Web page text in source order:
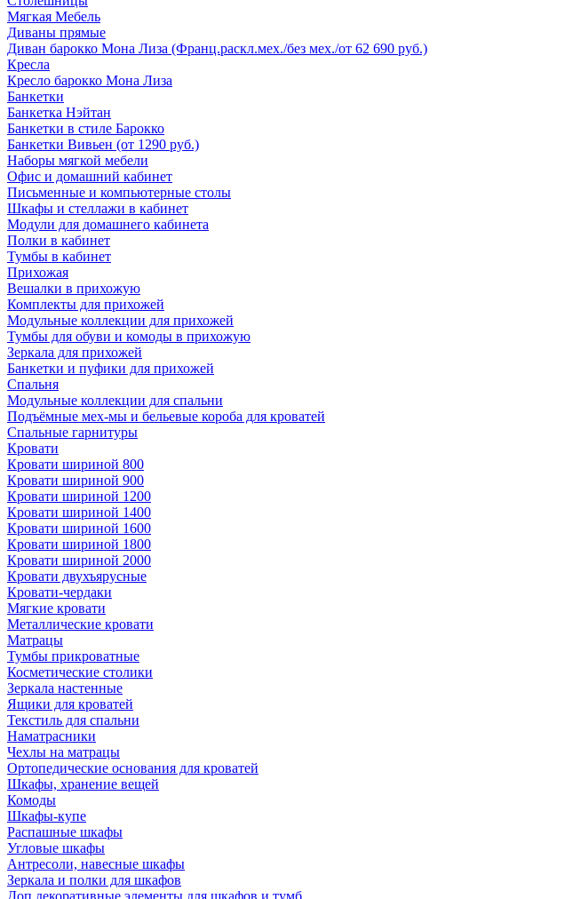
Мягкая Мебель
Диваны прямые
Диван барокко Мона Лиза (Франц.раскл.мех./без мех./от 62 690 руб.)
Кресла
Кресло барокко Мона Лиза
Банкетки
Банкетка Нэйтан
Банкетки в стиле Барокко
Банкетки Вивьен (от 1290 руб.)
Наборы мягкой мебели
Офис и домашний кабинет
Письменные и компьютерные столы
Шкафы и стеллажи в кабинет
Модули для домашнего кабинета
Полки в кабинет
Тумбы в кабинет
Прихожая
Вешалки в прихожую
Комплекты для прихожей
Модульные коллекции для прихожей
Тумбы для обуви и комоды в прихожую
Зеркала для прихожей
Банкетки и пуфики для прихожей
Спальня
Модульные коллекции для спальни
Подъёмные мех-мы и бельевые короба для кроватей
Спальные гарнитуры
Кровати
Кровати шириной 800
Кровати шириной 900
Кровати шириной 1200
Кровати шириной 1400
Кровати шириной 1600
Кровати шириной 1800
Кровати шириной 2000
Кровати двухъярусные
Кровати-чердаки
Мягкие кровати
Металлические кровати
Матрацы
Тумбы прикроватные
Косметические столики
Зеркала настенные
Ящики для кроватей
Текстиль для спальни
Наматрасники
Чехлы на матрацы
Ортопедические основания для кроватей
Шкафы, хранение вещей
Комоды
Шкафы-купе
Распашные шкафы
Угловые шкафы
Антресоли, навесные шкафы
Зеркала и полки для шкафов
Доп.декоративные элементы для шкафов и тумб